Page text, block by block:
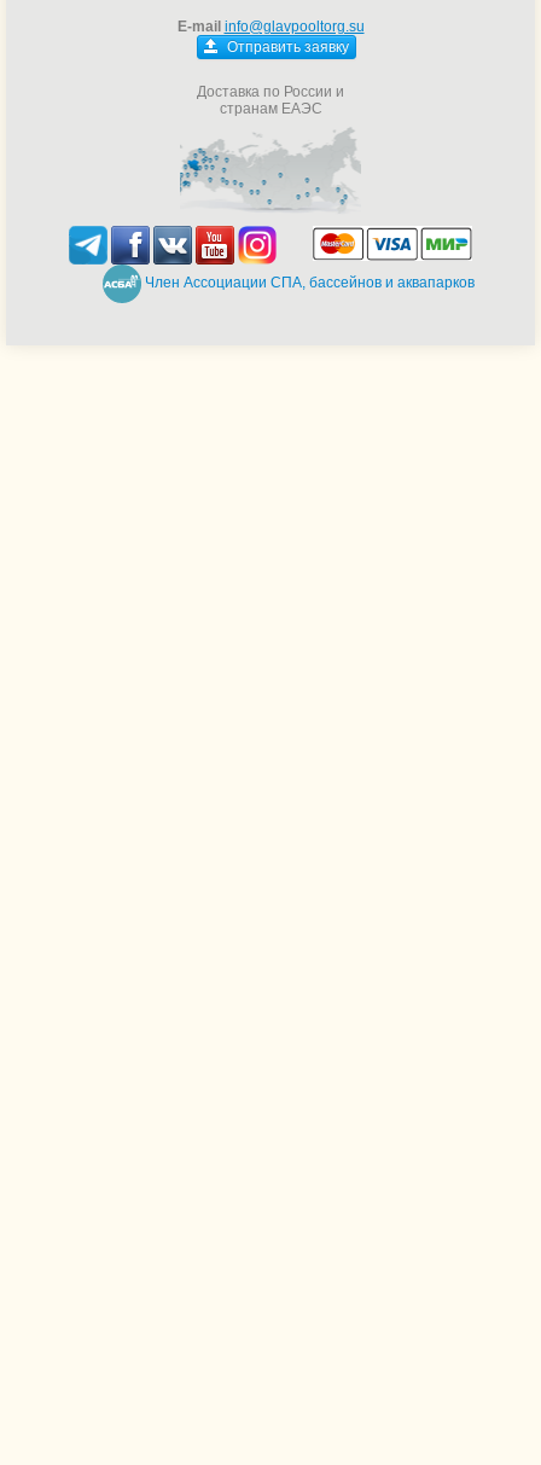
E-mail info@glavpooltorg.su
Отправить заявку
Доставка по России и
странам ЕАЭС
Член Ассоциации СПА, бассейнов и аквапарков